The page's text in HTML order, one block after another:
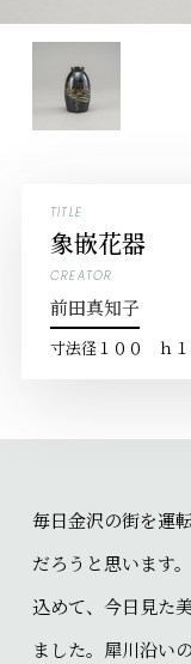
TITLE
象嵌花器
CREATOR
前田真知子
寸法径１００ ｈ１
毎日金沢の街を運
だろうと思います
込めて、今日見た
ました。犀川沿い